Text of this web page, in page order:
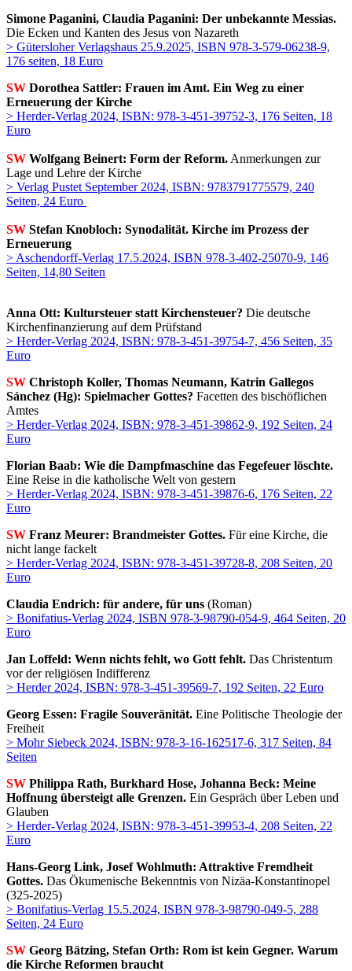
Simone Paganini, Claudia Paganini: Der unbekannte Messias.
Die Ecken und Kanten des Jesus von Nazareth
> Gütersloher Verlagshaus 25.9.2025, ISBN 978-3-579-06238-9,
176 seiten, 18 Euro
SW Dorothea Sattler: Frauen im Amt. Ein Weg zu einer
Erneuerung der Kirche
> Herder-Verlag 2024, ISBN: 978-3-451-39752-3, 176 Seiten, 18
Euro
SW Wolfgang Beinert: Form der Reform. Anmerkungen zur
Lage und Lehre der Kirche
> Verlag Pustet September 2024, ISBN: 9783791775579, 240
Seiten, 24 Euro
SW Stefan Knobloch: Synodalität. Kirche im Prozess der
Erneuerung
> Aschendorff-Verlag 17.5.2024, ISBN 978-3-402-25070-9, 146
Seiten, 14,80 Seiten
Anna Ott: Kultursteuer statt Kirchensteuer? Die deutsche
Kirchenfinanzierung auf dem Prüfstand
> Herder-Verlag 2024, ISBN: 978-3-451-39754-7, 456 Seiten, 35
Euro
SW Christoph Koller, Thomas Neumann, Katrin Gallegos
Sánchez (Hg): Spielmacher Gottes? Facetten des bischöflichen
Amtes
> Herder-Verlag 2024, ISBN: 978-3-451-39862-9, 192 Seiten, 24
Euro
Florian Baab: Wie die Dampfmaschine das Fegefeuer löschte.
Eine Reise in die katholische Welt von gestern
> Herder-Verlag 2024, ISBN: 978-3-451-39876-6, 176 Seiten, 22
Euro
SW Franz Meurer: Brandmeister Gottes. Für eine Kirche, die
nicht lange fackelt
> Herder-Verlag 2024, ISBN: 978-3-451-39728-8, 208 Seiten, 20
Euro
Claudia Endrich: für andere, für uns (Roman)
> Bonifatius-Verlag 2024, ISBN 978-3-98790-054-9, 464 Seiten, 20
Euro
Jan Loffeld: Wenn nichts fehlt, wo Gott fehlt. Das Christentum
vor der religiösen Indifferenz
> Herder 2024, ISBN: 978-3-451-39569-7, 192 Seiten, 22 Euro
Georg Essen: Fragile Souveränität. Eine Politische Theologie der
Freiheit
> Mohr Siebeck 2024, ISBN: 978-3-16-162517-6, 317 Seiten, 84
Seiten
SW Philippa Rath, Burkhard Hose, Johanna Beck: Meine
Hoffnung übersteigt alle Grenzen. Ein Gespräch über Leben und
Glauben
> Herder-Verlag 2024, ISBN: 978-3-451-39953-4, 208 Seiten, 22
Euro
Hans-Georg Link, Josef Wohlmuth: Attraktive Fremdheit
Gottes. Das Ökumenische Bekenntnis von Nizäa-Konstantinopel
(325-2025)
> Bonifatius-Verlag 15.5.2024, ISBN 978-3-98790-049-5, 288
Seiten, 24 Euro
SW Georg Bätzing, Stefan Orth: Rom ist kein Gegner. Warum
die Kirche Reformen braucht